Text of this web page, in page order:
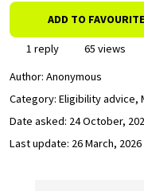
ADD TO
1 reply
65 views
Author: Anonymous
Category: Eligibility advice,
Date asked: 24 October,
Last update: 26 March, 2026